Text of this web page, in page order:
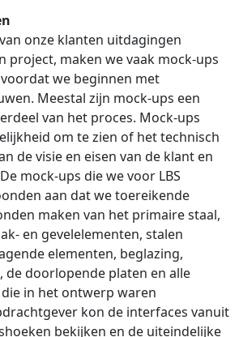
onze klanten uitdagingen
project, maken we vaak mock-ups
we beginnen met
Meestal zijn mock-ups een
van het proces. Mock-ups
om te zien of het technisch
de visie en eisen van de klant en
mock-ups die we voor LBS
aan dat we toereikende
maken van het primaire staal,
en gevelelementen, stalen
elementen, beglazing,
de doorlopende platen en alle
in het ontwerp waren
kon de interfaces vanuit
bekijken en de uiteindelijke